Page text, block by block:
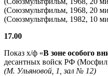
(Союзмультфильм, 1968, 20
(Союзмультфильм, 1982, 10
17.00
Показ х/ф «В зоне особого
десантных войск РФ
(М. Ульяновой, 1, зал № 12)